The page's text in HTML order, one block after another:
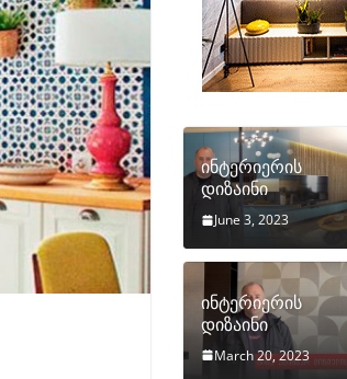
ინტერიერის
დიზაინი
June 3, 2023
ინტერიერის
დიზაინი
March 20, 2023